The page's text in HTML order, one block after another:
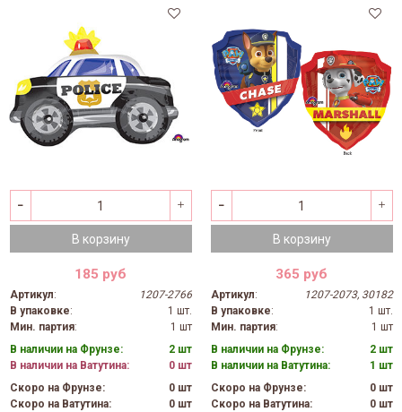
В корзину
185 руб
Артикул:
1207-2766
В упаковке:
1 шт.
Мин. партия:
1 шт
В наличии на Фрунзе:
2 шт
В наличии на Ватутина:
0 шт
Скоро на Фрунзе:
0 шт
Скоро на Ватутина:
0 шт
В корзину
365 руб
Артикул:
1207-2073, 30182
В упаковке:
1 шт.
Мин. партия:
1 шт
В наличии на Фрунзе:
2 шт
В наличии на Ватутина:
1 шт
Скоро на Фрунзе:
0 шт
Скоро на Ватутина:
0 шт